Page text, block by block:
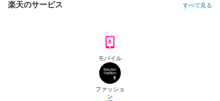
楽天のサービス すべて見る
モバイル
ファッショ
ン